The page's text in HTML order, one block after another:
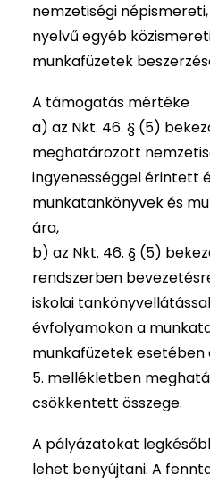
nemzetiségi
nyelvű egyéb
munkafüzetek
A támogatás mértéke
a) az Nkt. 46. § (5)
meghatározott
ingyenességgel érintett
munkatankönyvek és
ára,
b) az Nkt. 46. § (5)
rendszerben
iskolai
évfolyamokon a
munkafüzetek esetében
5. mellékletben
csökkentett összege.
A pályázatokat
lehet benyújtani. A